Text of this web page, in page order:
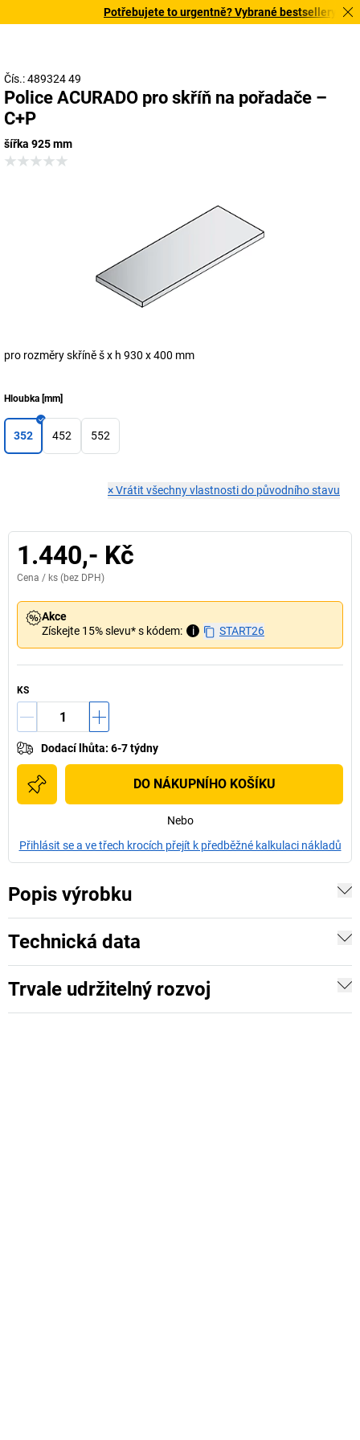
Potřebujete to urgentně? Vybrané bestsellery
Čís.: 489324 49
Police ACURADO pro skříň na pořadače –
C+P
šířka 925 mm
pro rozměry skříně š x h 930 x 400 mm
Hloubka [mm]
352 452 552
×Vrátit všechny vlastnosti do původního stavu
1.440,- Kč
Cena / ks (bez DPH)
Akce
Získejte 15% slevu* s kódem:
i START26
KS
Dodací lhůta: 6-7 týdny
DO NÁKUPNÍHO KOŠÍKU
Nebo
Přihlásit se a ve třech krocích přejít k předběžné kalkulaci nákladů
Popis výrobku
Technická data
Trvale udržitelný rozvoj